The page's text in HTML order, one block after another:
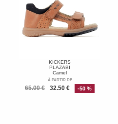
KICKERS
PLAZABI
Camel
À PARTIR DE
65.00 € 32.50 € -50 %